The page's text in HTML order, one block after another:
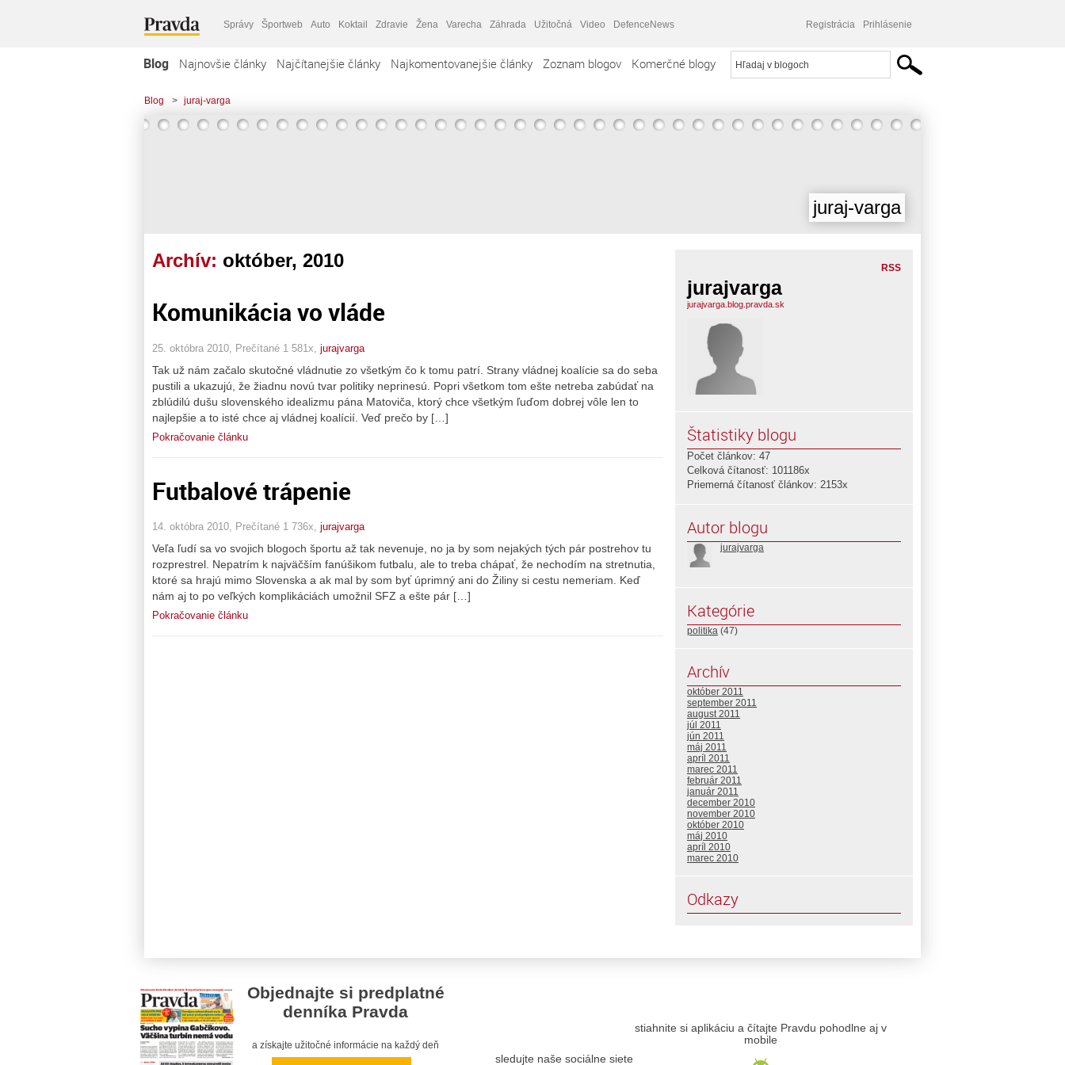
Správy Športweb Auto Koktail Zdravie Žena Varecha Záhrada Užitočná Video DefenceNews Registrácia Prihlásenie
Blog Najnovšie články Najčítanejšie články Najkomentovanejšie články Zoznam blogov Komerčné blogy
Blog > juraj-varga
juraj-varga
Archív: október, 2010
Komunikácia vo vláde
25. októbra 2010, Prečítané 1 581x, jurajvarga
Tak už nám začalo skutočné vládnutie zo všetkým čo k tomu patrí. Strany vládnej koalície sa do seba
pustili a ukazujú, že žiadnu novú tvar politiky neprinesú. Popri všetkom tom ešte netreba zabúdať na
zblúdilú dušu slovenského idealizmu pána Matoviča, ktorý chce všetkým ľuďom dobrej vôle len to
najlepšie a to isté chce aj vládnej koalícií. Veď prečo by […]
Pokračovanie článku
Futbalové trápenie
14. októbra 2010, Prečítané 1 736x, jurajvarga
Veľa ľudí sa vo svojich blogoch športu až tak nevenuje, no ja by som nejakých tých pár postrehov tu
rozprestrel. Nepatrím k najväčším fanúšikom futbalu, ale to treba chápať, že nechodím na stretnutia,
ktoré sa hrajú mimo Slovenska a ak mal by som byť úprimný ani do Žiliny si cestu nemeriam. Keď
nám aj to po veľkých komplikáciách umožnil SFZ a ešte pár […]
Pokračovanie článku
RSS
jurajvarga
jurajvarga.blog.pravda.sk
Štatistiky blogu
Počet článkov: 47
Celková čítanosť: 101186x
Priemerná čítanosť článkov: 2153x
Autor blogu
jurajvarga
Kategórie
politika (47)
Archív
október 2011
september 2011
august 2011
júl 2011
jún 2011
máj 2011
apríl 2011
marec 2011
február 2011
január 2011
december 2010
november 2010
október 2010
máj 2010
apríl 2010
marec 2010
Odkazy
Objednajte si predplatné
denníka Pravda
a získajte užitočné informácie na každý deň
sledujte naše sociálne siete
stiahnite si aplikáciu a čítajte Pravdu pohodlne aj v
mobile